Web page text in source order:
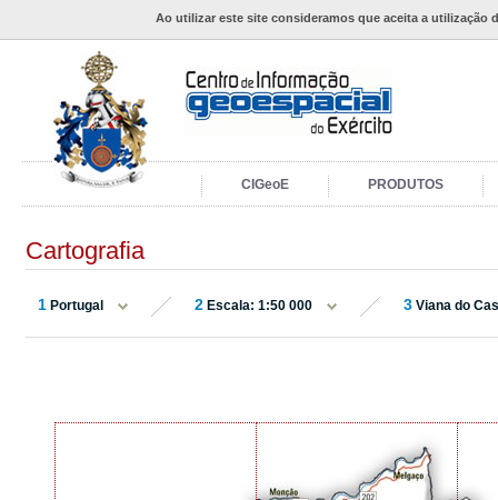
Ao utilizar este site consideramos que aceita a utilização
CIGeoE PRODUTOS
Cartografia
1 Portugal 2 Escala: 1:50 000 3 Viana do